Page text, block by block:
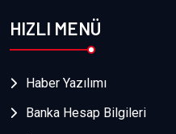
HIZLI MENÜ
Haber Yazılımı
Banka Hesap Bilgileri